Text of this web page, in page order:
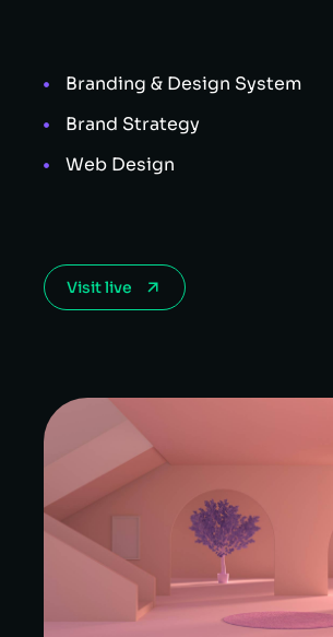
Branding & Design System
Brand Strategy
Web Design
Visit live